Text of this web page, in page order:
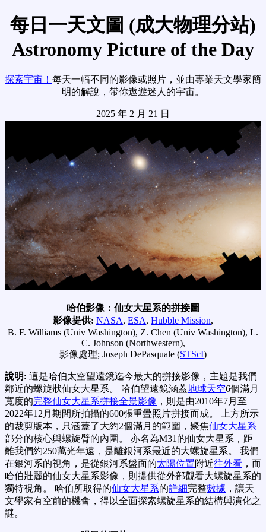
每日一天文圖 (成大物理分站)
Astronomy Picture of the Day
探索宇宙！ 每天一幅不同的影像或照片，並由專業天文學家簡
明的解說，帶你遨遊迷人的宇宙。
2025 年 2 月 21 日
哈伯影像：仙女大星系的拼接圖
影像提供: NASA, ESA, Hubble Mission,
B. F. Williams (Univ Washington), Z. Chen (Univ Washington), L.
C. Johnson (Northwestern),
影像處理; Joseph DePasquale (STScI)
說明: 這是哈伯太空望遠鏡迄今最大的拼接影像，主題是我們
鄰近的螺旋狀仙女大星系。 哈伯望遠鏡涵蓋地球天空6個滿月
寬度的完整仙女大星系拼接全景影像 ，則是由2010年7月至
2022年12月期間所拍攝的600張重疊照片拼接而成。 上方所示
的裁剪版本，只涵蓋了大約2個滿月的範圍，聚焦仙女大星系
部分的核心與螺旋臂的內圍。 亦名為M31的仙女大星系，距
離我們約250萬光年遠，是離銀河系最近的大螺旋星系。 我們
在銀河系的視角，是從銀河系盤面的太陽位置附近往外看 ，而
哈伯壯麗的仙女大星系影像，則提供從外部觀看大螺旋星系的
獨特視角。 哈伯所取得的仙女大星系的詳細完整數據 ，讓天
文學家有空前的機會，得以全面探索螺旋星系的結構與演化之
謎。